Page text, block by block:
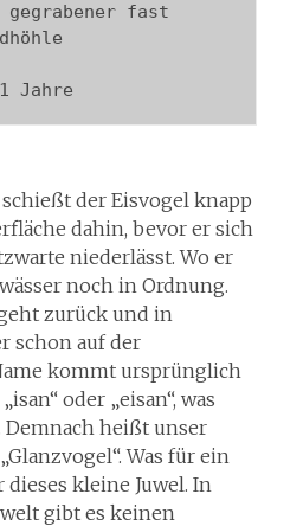
fast
der Eisvogel knapp
dahin, bevor er sich
niederlässt. Wo er
noch in Ordnung.
zurück und in
schon auf der
kommt ursprünglich
oder „eisan“, was
Demnach heißt unser
Was für ein
dieses kleine Juwel. In
gibt es keinen